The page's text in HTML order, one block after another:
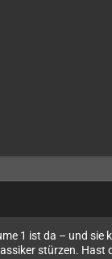
1 ist da – und
stürzen.